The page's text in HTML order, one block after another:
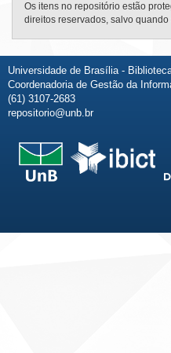
Os itens no repositório estão
direitos reservados, salvo
Universidade de Brasília -
Coordenadoria de Gestão da
(61) 3107-2683
repositorio@unb.br